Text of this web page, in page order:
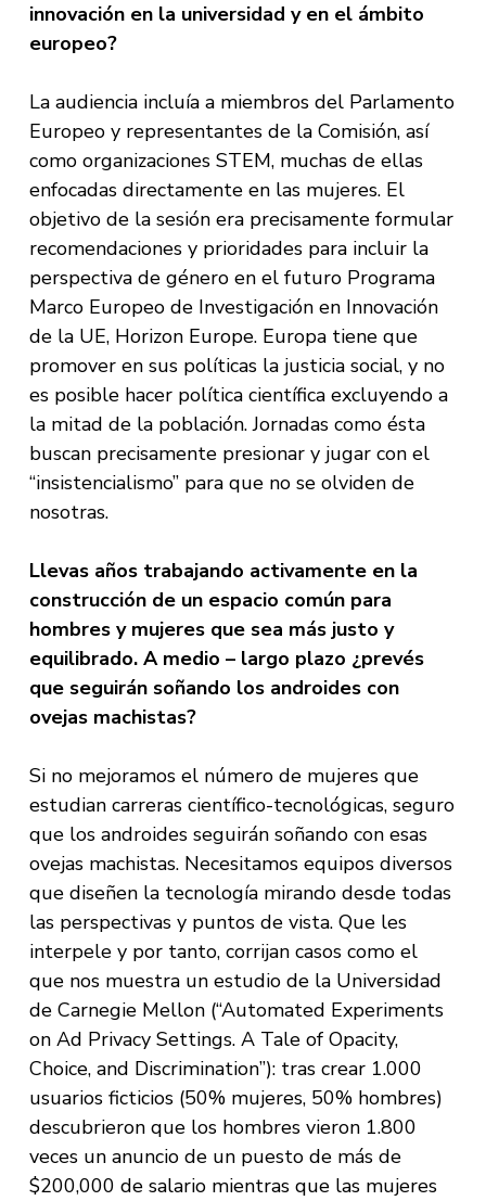
innovación en la universidad y en el ámbito
europeo?
La audiencia incluía a miembros del Parlamento
Europeo y representantes de la Comisión, así
como organizaciones STEM, muchas de ellas
enfocadas directamente en las mujeres. El
objetivo de la sesión era precisamente formular
recomendaciones y prioridades para incluir la
perspectiva de género en el futuro Programa
Marco Europeo de Investigación en Innovación
de la UE, Horizon Europe. Europa tiene que
promover en sus políticas la justicia social, y no
es posible hacer política científica excluyendo a
la mitad de la población. Jornadas como ésta
buscan precisamente presionar y jugar con el
“insistencialismo” para que no se olviden de
nosotras.
Llevas años trabajando activamente en la
construcción de un espacio común para
hombres y mujeres que sea más justo y
equilibrado. A medio – largo plazo ¿prevés
que seguirán soñando los androides con
ovejas machistas?
Si no mejoramos el número de mujeres que
estudian carreras científico-tecnológicas, seguro
que los androides seguirán soñando con esas
ovejas machistas. Necesitamos equipos diversos
que diseñen la tecnología mirando desde todas
las perspectivas y puntos de vista. Que les
interpele y por tanto, corrijan casos como el
que nos muestra un estudio de la Universidad
de Carnegie Mellon (“Automated Experiments
on Ad Privacy Settings. A Tale of Opacity,
Choice, and Discrimination”): tras crear 1.000
usuarios ficticios (50% mujeres, 50% hombres)
descubrieron que los hombres vieron 1.800
veces un anuncio de un puesto de más de
$200,000 de salario mientras que las mujeres